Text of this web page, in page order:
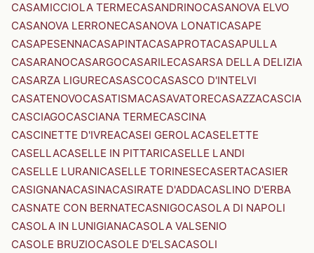
CASAMICCIOLA TERMECASANDRINOCASANOVA ELVO
CASANOVA LERRONECASANOVA LONATICASAPE
CASAPESENNACASAPINTACASAPROTACASAPULLA
CASARANOCASARGOCASARILECASARSA DELLA DELIZIA
CASARZA LIGURECASASCOCASASCO D'INTELVI
CASATENOVOCASATISMACASAVATORECASAZZACASCIA
CASCIAGOCASCIANA TERMECASCINA
CASCINETTE D'IVREACASEI GEROLACASELETTE
CASELLACASELLE IN PITTARICASELLE LANDI
CASELLE LURANICASELLE TORINESECASERTACASIER
CASIGNANACASINACASIRATE D'ADDACASLINO D'ERBA
CASNATE CON BERNATECASNIGOCASOLA DI NAPOLI
CASOLA IN LUNIGIANACASOLA VALSENIO
CASOLE BRUZIOCASOLE D'ELSACASOLI